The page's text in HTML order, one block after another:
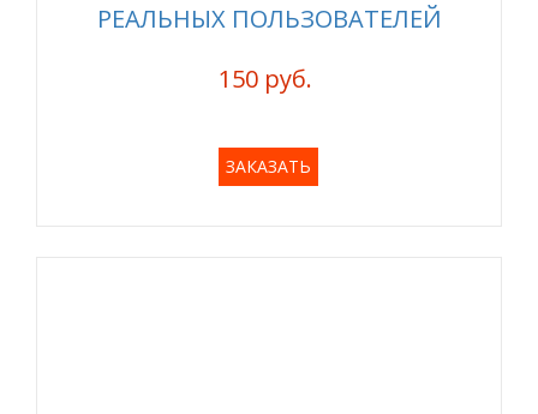
РЕАЛЬНЫХ ПОЛЬЗОВАТЕЛЕЙ
150 руб.
ЗАКАЗАТЬ